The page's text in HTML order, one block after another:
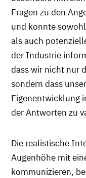
Fragen zu den
und konnte
als auch
der Industrie
dass wir nicht nur
sondern dass
Eigenentwicklung
der Antworten zu
Die realistische
Augenhöhe mit
kommunizieren,